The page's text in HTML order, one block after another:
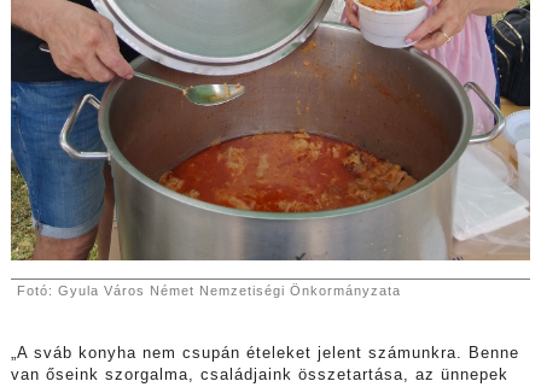
Fotó: Gyula Város Német Nemzetiségi Önkormányzata
„A sváb konyha nem csupán ételeket jelent számunkra. Benne
van őseink szorgalma, családjaink összetartása, az ünnepek